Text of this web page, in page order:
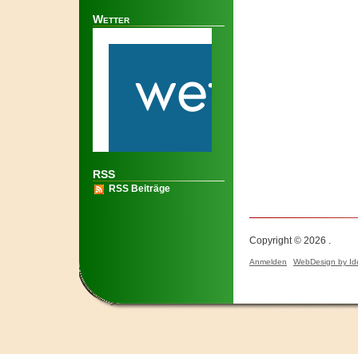
Wetter
RSS
RSS Beiträge
Copyright © 2026 .
Anmelden WebDesign by